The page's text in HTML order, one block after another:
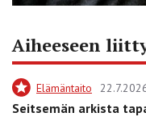
Aiheeseen
Elämäntaito
Seitsemän arkista